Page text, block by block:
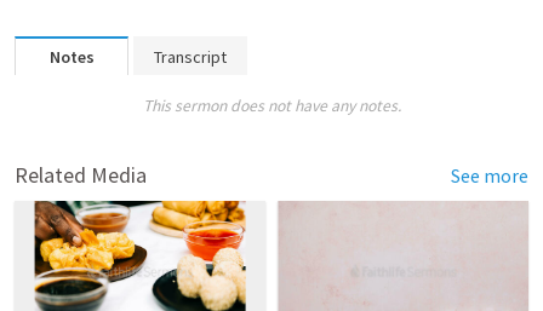
Notes Transcript
This sermon does not have any notes.
Related Media See more